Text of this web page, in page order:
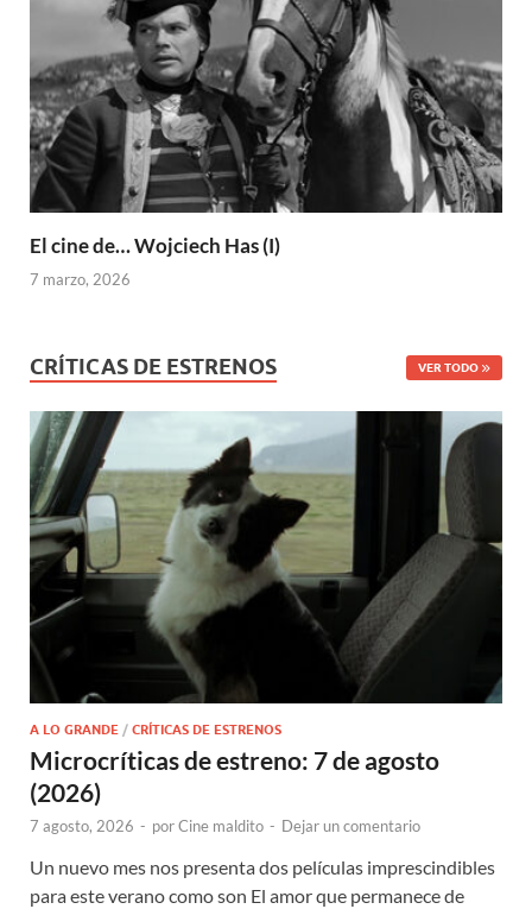
El cine de… Wojciech Has (I)
7 marzo, 2026
CRÍTICAS DE ESTRENOS VER TODO
A LO GRANDE / CRÍTICAS DE ESTRENOS
Microcríticas de estreno: 7 de agosto
(2026)
7 agosto, 2026 - porCine maldito - Dejar un comentario
Un nuevo mes nos presenta dos películas imprescindibles
para este verano como son El amor que permanece de